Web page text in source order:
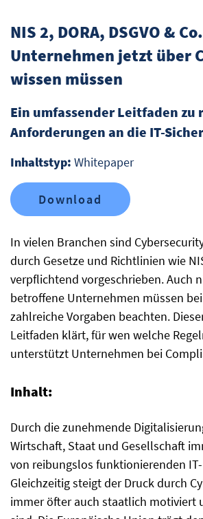
In vielen Branchen sind
durch Gesetze und Richtlinien wie
verpflichtend vorgeschrieben. Auch
betroffene Unternehmen müssen
zahlreiche Vorgaben beachten.
Leitfaden klärt, für wen welche
unterstützt Unternehmen bei
Inhalt:
Durch die zunehmende
Wirtschaft, Staat und Gesellschaft
von reibungslos funktionierenden
Gleichzeitig steigt der Druck durch
immer öfter auch staatlich motiviert
NIS 2, DORA, DSGVO &
Unternehmen jetzt über
wissen müssen
Ein umfassender Leitfaden zu
Anforderungen an die IT-
Inhaltstyp: Whitepaper
Download